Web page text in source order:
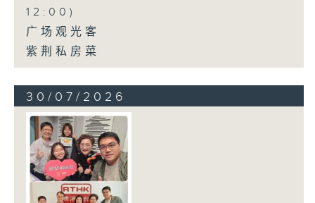
12:00)
广场观光客
紫荆私房菜
30/07/2026